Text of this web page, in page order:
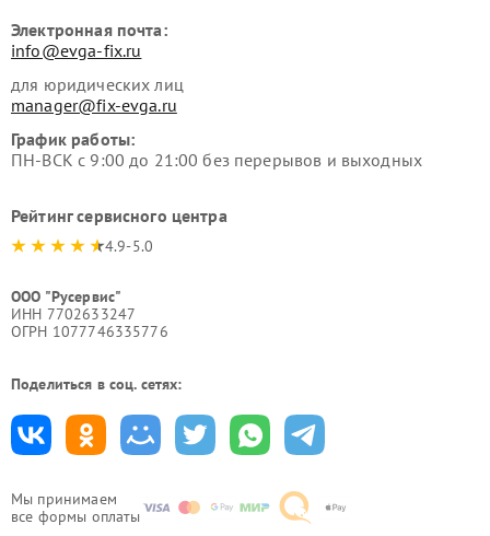
Мы принимаем
все формы оплаты
Электронная почта:
info@evga-fix.ru
для юридических лиц
manager@fix-evga.ru
График работы:
ПН-ВСК с 9:00 до 21:00 без перерывов и выходных
Рейтинг сервисного центра
4.9-5.0
ООО "Русервис"
ИНН 7702633247
ОГРН 1077746335776
Поделиться в соц. сетях: